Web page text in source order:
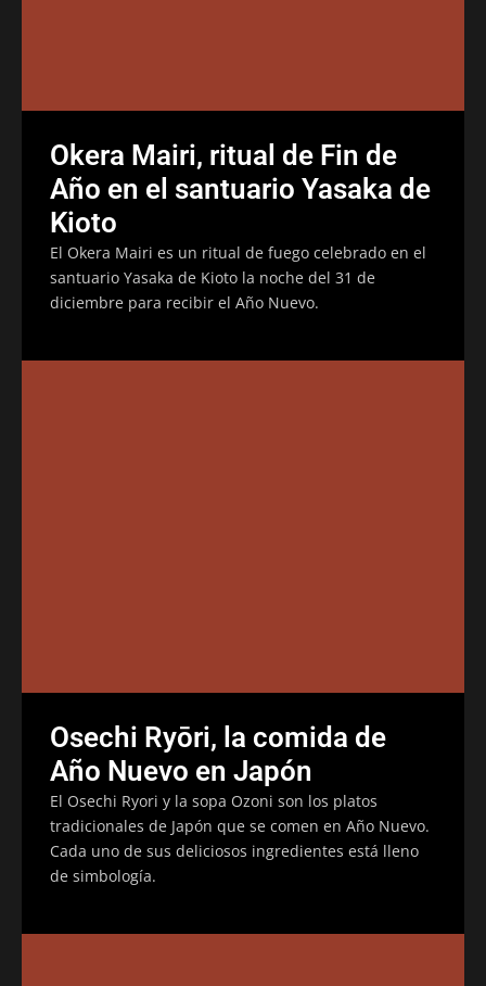
Okera Mairi, ritual de Fin de
Año en el santuario Yasaka de
Kioto
El Okera Mairi es un ritual de fuego celebrado en el
santuario Yasaka de Kioto la noche del 31 de
diciembre para recibir el Año Nuevo.
Osechi Ryōri, la comida de
Año Nuevo en Japón
El Osechi Ryori y la sopa Ozoni son los platos
tradicionales de Japón que se comen en Año Nuevo.
Cada uno de sus deliciosos ingredientes está lleno
de simbología.